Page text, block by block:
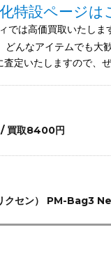
特設ページは
では高価買取いたしま
んなアイテムでも大歓
定いたしますので、
/ 買取8400円
セン） PM-Bag3